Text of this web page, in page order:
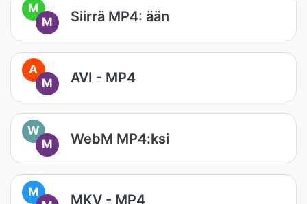
M
M
Siirrä MP4: ään
A
M
AVI - MP4
W
M
WebM MP4:ksi
M
MKV - MP4